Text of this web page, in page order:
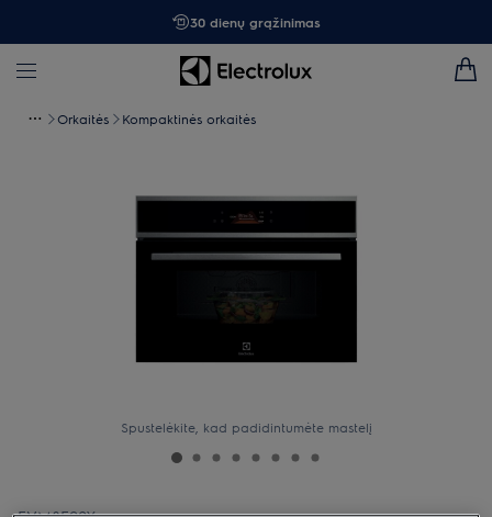
30 dienų grąžinimas
Orkaitės Kompaktinės orkaitės
Spustelėkite, kad padidintumėte mastelį